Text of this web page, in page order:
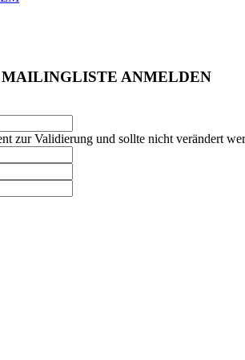
MAILINGLISTE ANMELDEN
zur Validierung und sollte nicht verändert